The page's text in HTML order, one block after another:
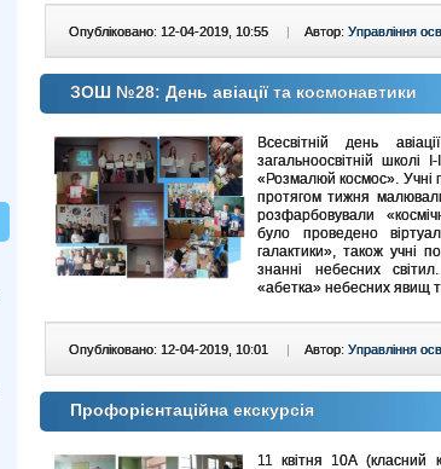
Опубліковано: 12-04-2019, 10:55 | Автор: Управління
ЗОШ №28: День авіації та космонавтики
Всесвітній день
загальноосвітній школі
«Розмалюй космос». Учні
протягом тижня
розфарбовували
було проведено
галактики», також учні
знанні небесних
«абетка» небесних явищ
Опубліковано: 12-04-2019, 10:01 | Автор: Управління
Профорієнтаційна екскурсія
11 квітня 10А (класний